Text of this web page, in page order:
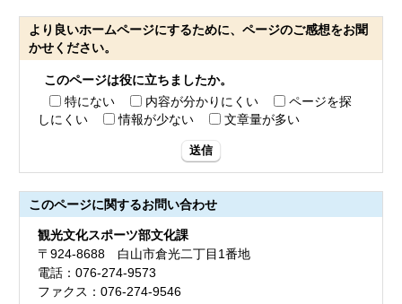
より良いホームページにするために、ページのご感想をお聞
かせください。
このページは役に立ちましたか。
特にない
内容が分かりにくい
ページを探
しにくい
情報が少ない 文章量が多い
送信
このページに関するお問い合わせ
観光文化スポーツ部文化課
〒924-8688 白山市倉光二丁目1番地
電話：076-274-9573
ファクス：076-274-9546